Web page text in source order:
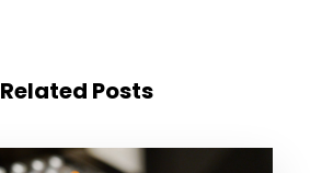
Related Posts